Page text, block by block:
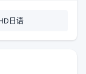
日语